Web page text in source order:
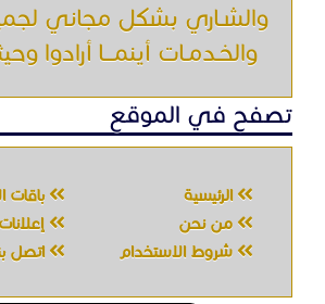
والشـاري بشكل مجاني
والخـدمـات أينمـــا أرادوا
تصفح في الموقع
الرئيسية
باقات
من نحن
شروط الاستخدام
اتصل